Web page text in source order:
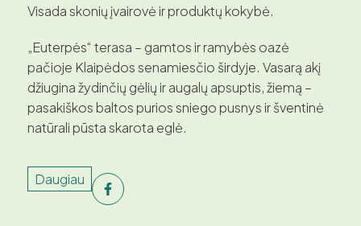
Visada skonių įvairovė ir produktų kokybė.
„Euterpės“ terasa – gamtos ir ramybės oazė
pačioje Klaipėdos senamiesčio širdyje. Vasarą akį
džiugina žydinčių gėlių ir augalų apsuptis, žiemą –
pasakiškos baltos purios sniego pusnys ir šventinė
natūrali pūsta skarota eglė.
Daugiau